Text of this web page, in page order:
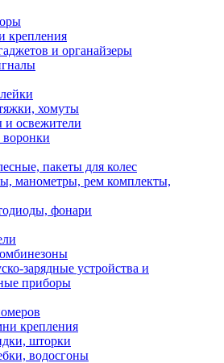
крепления
и органайзеры
хомуты
и освежители
пакеты для колес
манометры, рем комплекты,
фонари
зарядные устройства и
приборы
крепления
шторки
водосгоны